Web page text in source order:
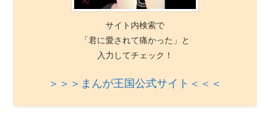
サイト内検索で
「君に愛されて痛かった」と
入力してチェック！
＞＞＞まんが王国公式サイト＜＜＜